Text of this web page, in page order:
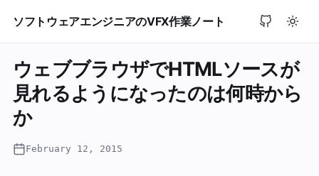
ソフトウェアエンジニアのVFX作業ノート
ウェブブラウザでHTMLソースが
見れるようになったのは何時から
か
February 12, 2015